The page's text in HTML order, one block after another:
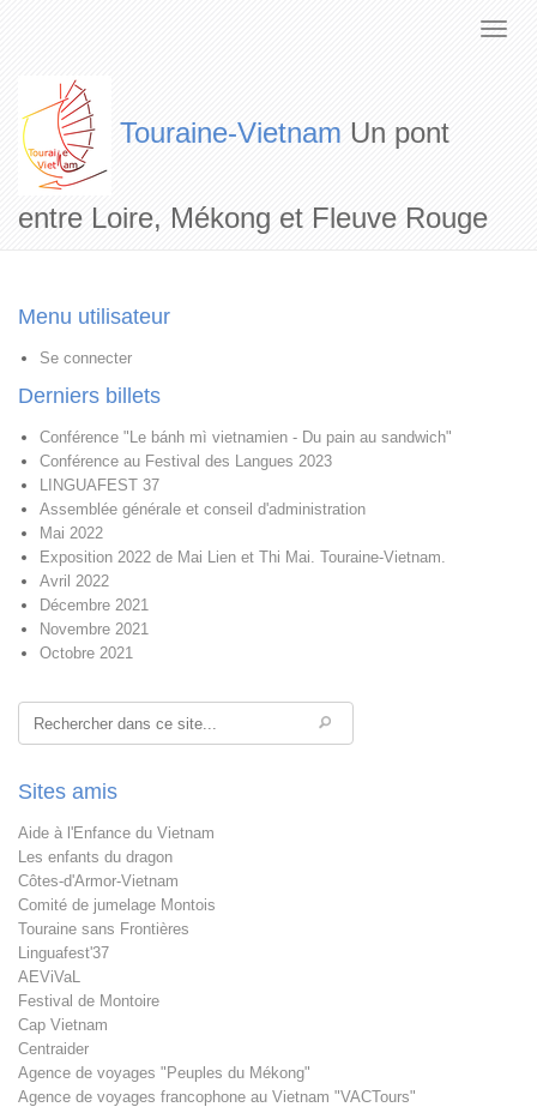
Touraine-Vietnam Un pont
entre Loire, Mékong et Fleuve Rouge
Menu utilisateur
Se connecter
Derniers billets
Conférence "Le bánh mì vietnamien - Du pain au sandwich"
Conférence au Festival des Langues 2023
LINGUAFEST 37
Assemblée générale et conseil d'administration
Mai 2022
Exposition 2022 de Mai Lien et Thi Mai. Touraine-Vietnam.
Avril 2022
Décembre 2021
Novembre 2021
Octobre 2021
Rechercher
Sites amis
Aide à l'Enfance du Vietnam
Les enfants du dragon
Côtes-d'Armor-Vietnam
Comité de jumelage Montois
Touraine sans Frontières
Linguafest'37
AEViVaL
Festival de Montoire
Cap Vietnam
Centraider
Agence de voyages "Peuples du Mékong"
Agence de voyages francophone au Vietnam "VACTours"